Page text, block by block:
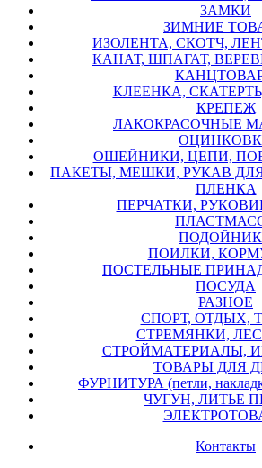
ЗАМКИ
ЗИМНИЕ
ИЗОЛЕНТА, СКОТЧ,
КАНАТ, ШПАГАТ,
КЛЕЕНКА,
КРЕПЕЖ
ЛАКОКРАСОЧНЫЕ
ОШЕЙНИКИ, ЦЕПИ,
ПАКЕТЫ, МЕШКИ, РУКАВ
ПЛЕНКА
ПЕРЧАТКИ,
ПОИЛКИ,
ПОСТЕЛЬНЫЕ
ПОСУДА
РАЗНОЕ
СПОРТ, ОТДЫХ,
СТРЕМЯНКИ,
СТРОЙМАТЕРИАЛЫ,
ТОВАРЫ ДЛЯ
ФУРНИТУРА (петли,
ЧУГУН, ЛИТЬЕ
Контакты